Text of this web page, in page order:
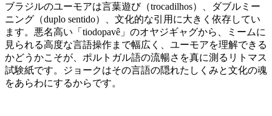
ブラジルのユーモアは言葉遊び（trocadilhos）、ダブルミー
ニング（duplo sentido）、文化的な引用に大きく依存してい
ます。悪名高い「tiodopavê」のオヤジギャグから、ミームに
見られる高度な言語操作まで幅広く、ユーモアを理解できる
かどうかこそが、ポルトガル語の流暢さを真に測るリトマス
試験紙です。ジョークはその言語の隠れたしくみと文化の魂
をあらわにするからです。